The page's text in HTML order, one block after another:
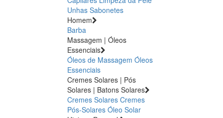
Unhas Sabonetes
Homem
Barba
Massagem | Óleos
Essenciais
Óleos de Massagem Óleos
Essenciais
Cremes Solares | Pós
Solares | Batons Solares
Cremes Solares Cremes
Pós-Solares Óleo Solar